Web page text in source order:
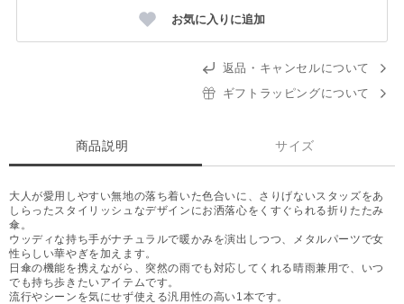
お気に入りに追加
返品・キャンセルについて
ギフトラッピングについて
商品説明 サイズ
大人が愛用しやすい無地の落ち着いた色合いに、さりげないスタッズをあ
しらったスタイリッシュなデザインにお洒落心をくすぐられる折りたたみ
傘。
ウッディな持ち手がナチュラルで暖かみを演出しつつ、メタルパーツで女
性らしい華やぎを加えます。
日傘の機能を携えながら、突然の雨でも対応してくれる晴雨兼用で、いつ
でも持ち歩きたいアイテムです。
流行やシーンを気にせず使える汎用性の高い1本です。